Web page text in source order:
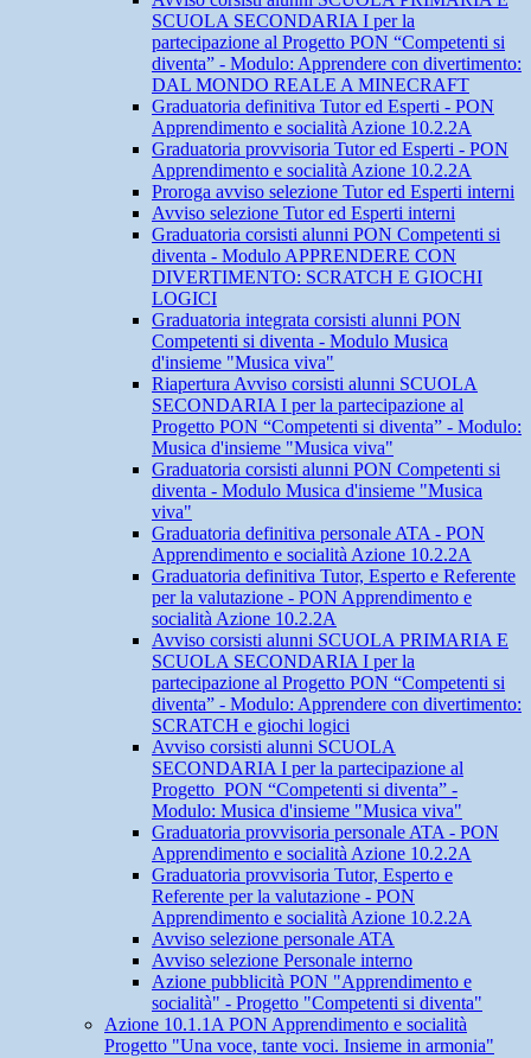
SCUOLA SECONDARIA I per la
partecipazione al Progetto PON “Competenti si
diventa” - Modulo: Apprendere con divertimento:
DAL MONDO REALE A MINECRAFT
Graduatoria definitiva Tutor ed Esperti - PON
Apprendimento e socialità Azione 10.2.2A
Graduatoria provvisoria Tutor ed Esperti - PON
Apprendimento e socialità Azione 10.2.2A
Proroga avviso selezione Tutor ed Esperti interni
Avviso selezione Tutor ed Esperti interni
Graduatoria corsisti alunni PON Competenti si
diventa - Modulo APPRENDERE CON
DIVERTIMENTO: SCRATCH E GIOCHI
LOGICI
Graduatoria integrata corsisti alunni PON
Competenti si diventa - Modulo Musica
d'insieme "Musica viva"
Riapertura Avviso corsisti alunni SCUOLA
SECONDARIA I per la partecipazione al
Progetto PON “Competenti si diventa” - Modulo:
Musica d'insieme "Musica viva"
Graduatoria corsisti alunni PON Competenti si
diventa - Modulo Musica d'insieme "Musica
viva"
Graduatoria definitiva personale ATA - PON
Apprendimento e socialità Azione 10.2.2A
Graduatoria definitiva Tutor, Esperto e Referente
per la valutazione - PON Apprendimento e
socialità Azione 10.2.2A
Avviso corsisti alunni SCUOLA PRIMARIA E
SCUOLA SECONDARIA I per la
partecipazione al Progetto PON “Competenti si
diventa” - Modulo: Apprendere con divertimento:
SCRATCH e giochi logici
Avviso corsisti alunni SCUOLA
SECONDARIA I per la partecipazione al
Progetto PON “Competenti si diventa” -
Modulo: Musica d'insieme "Musica viva"
Graduatoria provvisoria personale ATA - PON
Apprendimento e socialità Azione 10.2.2A
Graduatoria provvisoria Tutor, Esperto e
Referente per la valutazione - PON
Apprendimento e socialità Azione 10.2.2A
Avviso selezione personale ATA
Avviso selezione Personale interno
Azione pubblicità PON "Apprendimento e
socialità" - Progetto "Competenti si diventa"
Azione 10.1.1A PON Apprendimento e socialità
Progetto "Una voce, tante voci. Insieme in armonia"